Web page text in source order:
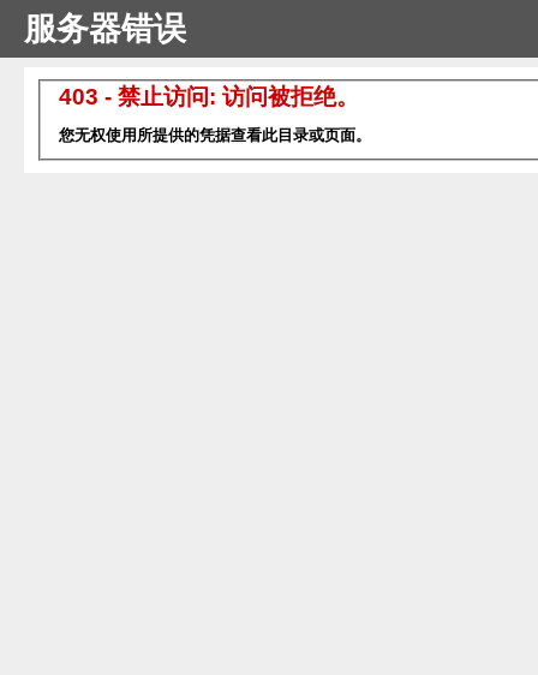
服务器错误
403 - 禁止访问: 访问被拒绝。
您无权使用所提供的凭据查看此目录或页面。